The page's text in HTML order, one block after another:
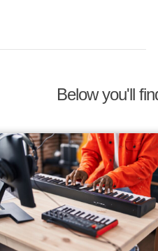
Below you'll